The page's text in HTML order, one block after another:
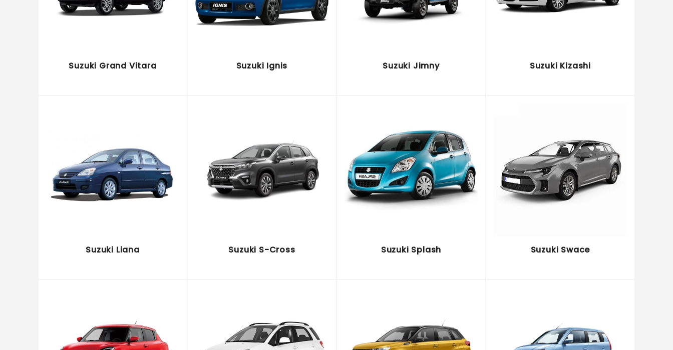
Suzuki Grand Vitara Suzuki Ignis Suzuki Jimny Suzuki Kizashi
Suzuki Liana Suzuki S-Cross Suzuki Splash Suzuki Swace